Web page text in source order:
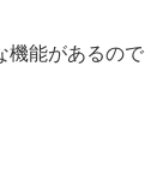
機能があるので